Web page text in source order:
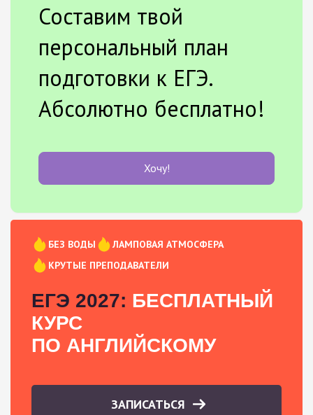
Составим твой
персональный план
подготовки к ЕГЭ.
Абсолютно бесплатно!
Хочу!
БЕЗ ВОДЫ
ЛАМПОВАЯ АТМОСФЕРА
КРУТЫЕ ПРЕПОДАВАТЕЛИ
ЕГЭ 2027: БЕСПЛАТНЫЙ
КУРС
ПО АНГЛИЙСКОМУ
ЗАПИСАТЬСЯ